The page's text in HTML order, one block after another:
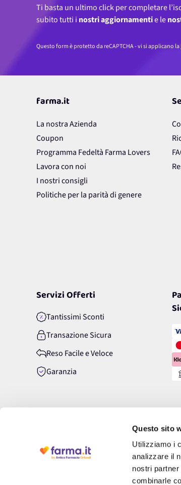
Questo sito
Utilizziamo i
analizzare il
nostri
combinarle
Ti basta un ultimo click per completare
subito tutti i nostri aggiornamentie le
Questo form è protetto da reCAPTCHA - vi si applicano la
farma.it
La nostra Azienda
Coupon
Programma Fedeltà Farma Lovers
Lavora con noi
I nostri consigli
Politiche per la parità di genere
Servizi Offerti
Tantissimi Sconti
Transazione Sicura
Reso Facile e Veloce
Garanzia